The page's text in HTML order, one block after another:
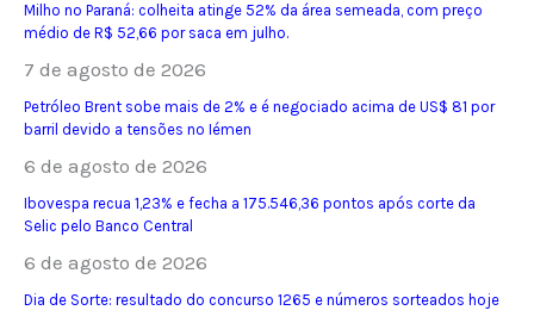
Milho no Paraná: colheita atinge 52% da área semeada, com preço
médio de R$ 52,66 por saca em julho.
7 de agosto de 2026
Petróleo Brent sobe mais de 2% e é negociado acima de US$ 81 por
barril devido a tensões no Iémen
6 de agosto de 2026
Ibovespa recua 1,23% e fecha a 175.546,36 pontos após corte da
Selic pelo Banco Central
6 de agosto de 2026
Dia de Sorte: resultado do concurso 1265 e números sorteados hoje